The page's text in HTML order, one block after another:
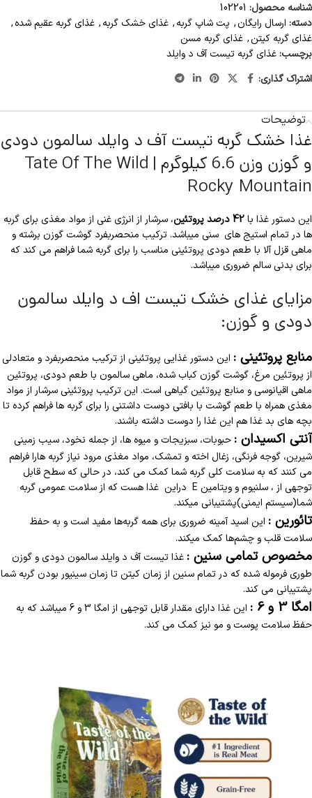
شناسه محصول: 102201
دسته: ارسال رایگان, پت شاپ گربه, غذای خشک گربه, غذای گربه عقیم شده,
غذای گربه کیتن, غذای گربه مسن
برچسب:غذای گربه تیست آف د وایلد
اشتراک گذاری:
توضیحات
غذا خشک گربه تیست آف د وایلد سالمون دودی
و گوزن وزن 6.6 کیلوگرم | Tate Of The Wild
Rocky Mountain
این دستور غذا با42 درصد پروتئین
، سرشار از انرژی غنی از مواد مغذی برای گربه
ها در تمام استیج های سنی میباشد. ترکیب منحصربفرد گوشت گوزن برشته و
ماهی قزل آلا با طعم دودی پروتئینی مناسب را برای گربه شما فراهم می کند که
برای بدنی سالم ضروری میباشد.
مزایای غذای خشک تیست اف د وایلد سالمون
دودی و گوزن:
منابع پروتئینی : این دستور غذایی پروتئینی از ترکیب منحصربفرد و متعادلی
از پروتئین مرغ، گوشت گوزن کباب شده، ماهی سالمون با طعم دودی، پروتئین
ماهی اقیانوسی و منابع پروتئین گیاهی است. این ترکیب پروتئینی سرشار از مواد
مغذی همراه با طعم گوشت با بافتی دوست داشتنی را برای گربه ها فراهم کرده تا
بچه های بد غذا هم این غذا را دوست داشته باشند.
آنتی اکسیدان : حبوبات، سبزیجات و میوه ها، از جمله نخود، سیب زمینی
شیرین، گوجه فرنگی، زغال اخته و تمشک، مواد مغذی مرود نیاز گربه هارا فراهم
می کنند که به سلامت کلی گربه شما کمک می کند، در حالی که سطح قابل
توجهی از ، سلنیوم و ویتامین E دراین غذا هست که از سلامت عمومی گربه
شما(سیستم ایمنی)پشتیبانی میکند.
تائورین : این اسید آمینه ضروری برای همه گربه‌ها مفید است و به حفظ
سلامت قلب و چشم‌ها کمک میکند.
مخصوص تمامی سنین : غذا تیست آف د وایلد سالمون دودی و گوزن
طوری فرموله شده که در تمام سنین از زمان کیتن تا زمان سینیور بودن گربه شما
پشتیبانی می کند.
امگا 3 و 6 :
این غذا دارای مقدار قابل توجهی از امگا 3 و 6 میباشد که به
حفظ سلامت پوست و مو نیز کمک می کند.